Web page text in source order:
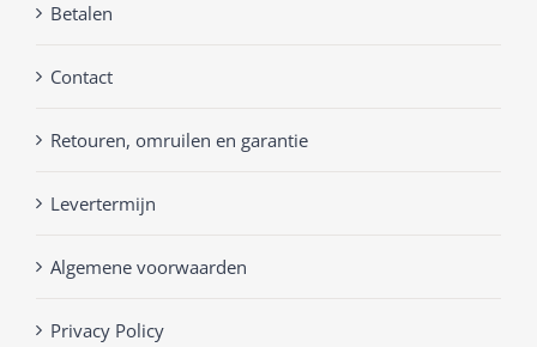
Betalen
Contact
Retouren, omruilen en garantie
Levertermijn
Algemene voorwaarden
Privacy Policy